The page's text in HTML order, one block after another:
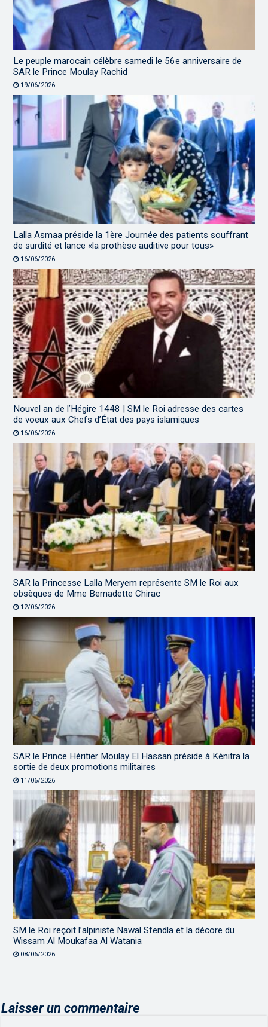
Le peuple marocain célèbre samedi le 56e anniversaire de
SAR le Prince Moulay Rachid
19/06/2026
Lalla Asmaa préside la 1ère Journée des patients souffrant
de surdité et lance «la prothèse auditive pour tous»
16/06/2026
Nouvel an de l’Hégire 1448 | SM le Roi adresse des cartes
de voeux aux Chefs d’État des pays islamiques
16/06/2026
SAR la Princesse Lalla Meryem représente SM le Roi aux
obsèques de Mme Bernadette Chirac
12/06/2026
SAR le Prince Héritier Moulay El Hassan préside à Kénitra la
sortie de deux promotions militaires
11/06/2026
SM le Roi reçoit l’alpiniste Nawal Sfendla et la décore du
Wissam Al Moukafaa Al Watania
08/06/2026
Laisser un commentaire